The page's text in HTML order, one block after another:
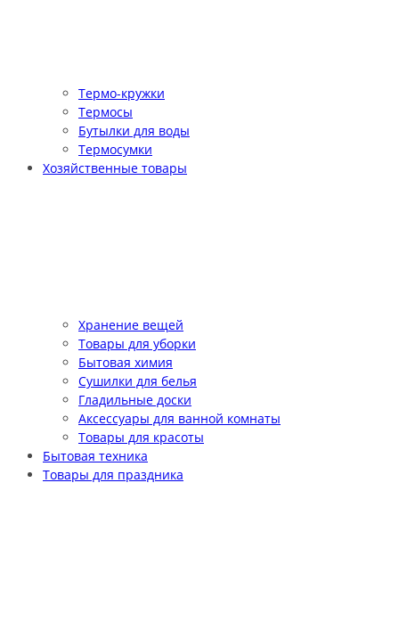
Термо-кружки
Термосы
Бутылки для воды
Термосумки
Хозяйственные товары
Хранение вещей
Товары для уборки
Бытовая химия
Сушилки для белья
Гладильные доски
Аксессуары для ванной комнаты
Товары для красоты
Бытовая техника
Товары для праздника